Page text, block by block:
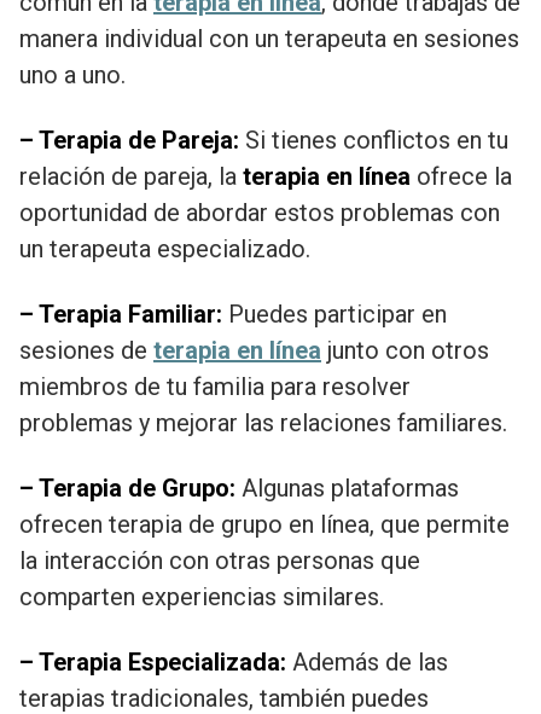
manera individual con un terapeuta en sesiones
uno a uno.
– Terapia de Pareja: Si tienes conflictos en tu
relación de pareja, la terapia en línea ofrece la
oportunidad de abordar estos problemas con
un terapeuta especializado.
– Terapia Familiar: Puedes participar en
sesiones de terapia en línea junto con otros
miembros de tu familia para resolver
problemas y mejorar las relaciones familiares.
– Terapia de Grupo: Algunas plataformas
ofrecen terapia de grupo en línea, que permite
la interacción con otras personas que
comparten experiencias similares.
– Terapia Especializada: Además de las
terapias tradicionales, también puedes